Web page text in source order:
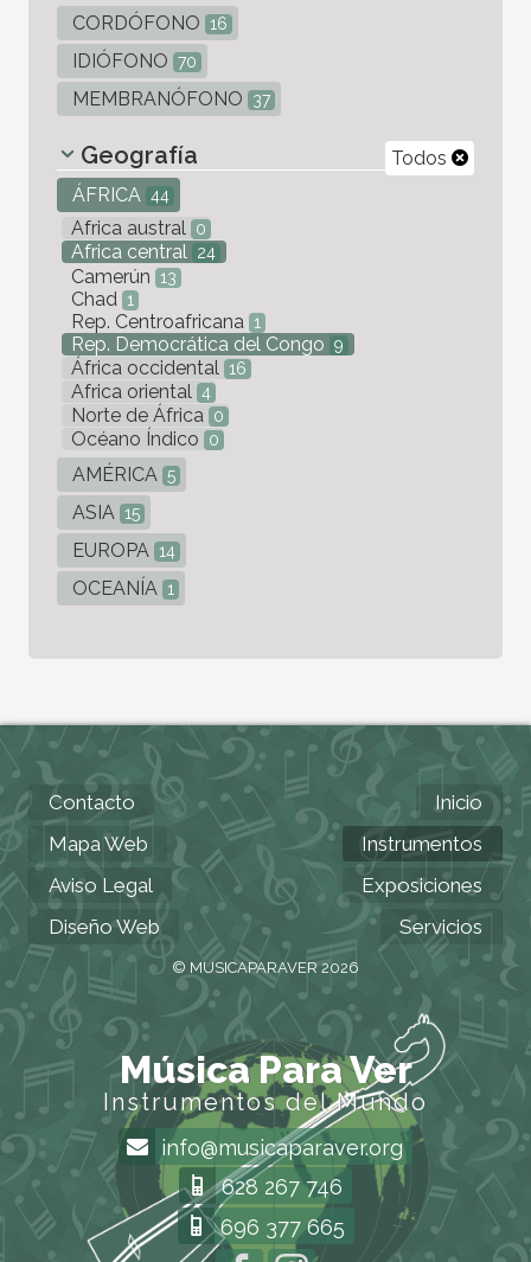
CORDÓFONO 16
IDIÓFONO 70
MEMBRANÓFONO 37
Todos
Geografía
ÁFRICA 44
Africa austral 0
Africa central 24
Camerún 13
Chad 1
Rep. Centroafricana 1
Rep. Democrática del Congo 9
África occidental 16
Africa oriental 4
Norte de África 0
Océano Índico 0
AMÉRICA 5
ASIA 15
EUROPA 14
OCEANÍA 1
Contacto
Mapa Web
Aviso Legal
Diseño Web
Inicio
Instrumentos
Exposiciones
Servicios
© MUSICAPARAVER 2026
Música Para Ver
Instrumentos del Mundo
info@musicaparaver.org
628 267 746
696 377 665